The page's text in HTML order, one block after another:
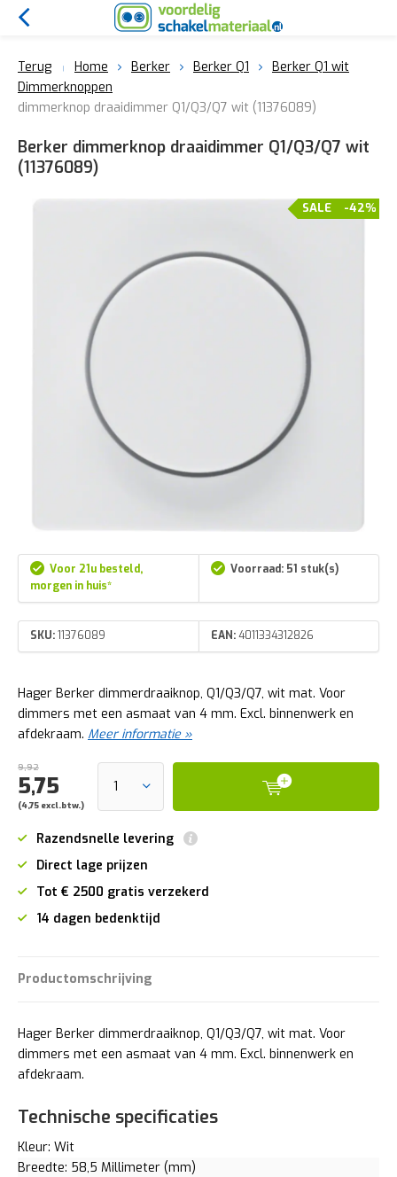
Terug Home Berker Berker Q1
Berker Q1 wit
Dimmerknoppen
dimmerknop draaidimmer Q1/Q3/Q7 wit (11376089)
Berker dimmerknop draaidimmer Q1/Q3/Q7 wit
(11376089)
-42%
SALE
Voor 21u besteld,
morgen in huis*
Voorraad: 51 stuk(s)
SKU:11376089 EAN:4011334312826
Hager Berker dimmerdraaiknop, Q1/Q3/Q7, wit mat. Voor
dimmers met een asmaat van 4 mm. Excl. binnenwerk en
afdekraam. Meer informatie »
9,92
5,75
(4,75 excl.btw.)
Razendsnelle levering
Direct lage prijzen
Tot € 2500 gratis verzekerd
14 dagen bedenktijd
Productomschrijving
Hager Berker dimmerdraaiknop, Q1/Q3/Q7, wit mat. Voor
dimmers met een asmaat van 4 mm. Excl. binnenwerk en
afdekraam.
Technische specificaties
Kleur: Wit
Breedte: 58,5 Millimeter (mm)